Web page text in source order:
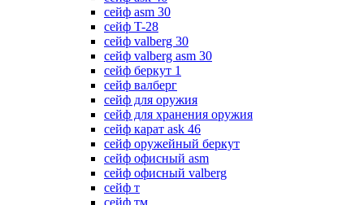
сейф asm 30
сейф T-28
сейф valberg 30
сейф valberg asm 30
сейф беркут 1
сейф валберг
сейф для оружия
сейф для хранения оружия
сейф карат ask 46
сейф оружейный беркут
сейф офисный asm
сейф офисный valberg
сейф т
сейф тм